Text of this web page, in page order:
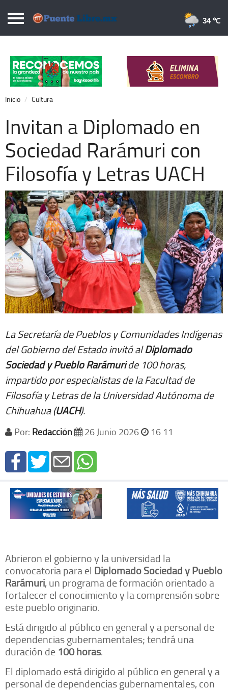
Puentelibre.mx
Local
Nacional
Opinión
Cronos
Economía
Espectáculos
Extra +
34 ℃
Inicio Cultura
Invitan a Diplomado en
Sociedad Rarámuri con
Filosofía y Letras UACH
La Secretaría de Pueblos y Comunidades Indígenas
del Gobierno del Estado invitó alDiplomado
Sociedad y Pueblo Rarámuride 100 horas,
impartido por especialistas de la Facultad de
Filosofía y Letras de la Universidad Autónoma de
Chihuahua (UACH).
Por: Redacción 26 Junio 2026 16 11
Abrieron el gobierno y la universidad la
convocatoria para el Diplomado Sociedad y Pueblo
Rarámuri, un programa de formación orientado a
fortalecer el conocimiento y la comprensión sobre
este pueblo originario.
Está dirigido al público en general y a personal de
dependencias gubernamentales; tendrá una
duración de 100 horas.
El diplomado está dirigido al público en general y a
personal de dependencias gubernamentales, con